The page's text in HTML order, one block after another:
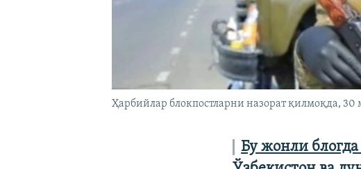
Ҳарбийлар блокпостларни назорат қилмоқда, 30
Бу жонли